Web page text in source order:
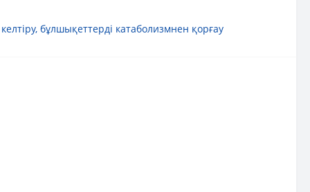
, бұлшықеттерді катаболизмнен қорғау